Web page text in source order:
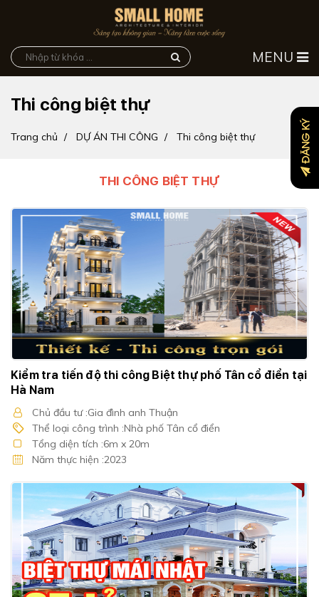
MENU
Thi công biệt thự
Trang chủ DỰ ÁN THI CÔNG Thi công biệt thự
THI CÔNG BIỆT THỰ
Kiểm tra tiến độ thi công Biệt thự phố Tân cổ điển tại
Hà Nam
Chủ đầu tư :Gia đình anh Thuận
Thể loại công trình :Nhà phố Tân cổ điển
Tổng diện tích :6m x 20m
Năm thực hiện :2023
ĐĂNG KÝ